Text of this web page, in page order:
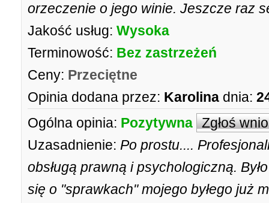
orzeczenie o jego winie. Jeszcze raz
Jakość usług: Wysoka
Terminowość: Bez zastrzeżeń
Ceny: Przeciętne
Opinia dodana przez: Karolina dnia:
Ogólna opinia: Pozytywna Zgłoś
Uzasadnienie: Po prostu....
obsługą prawną i psychologiczną.
się o "sprawkach" mojego byłego już